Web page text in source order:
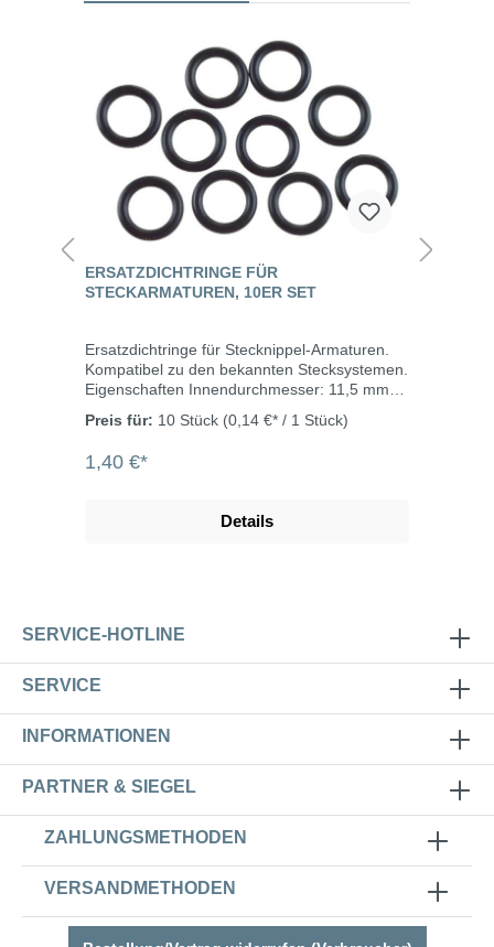
ERSATZDICHTRINGE FÜR
STECKARMATUREN, 10ER SET
Ersatzdichtringe für Stecknippel-Armaturen.
Kompatibel zu den bekannten Stecksystemen.
Eigenschaften Innendurchmesser: 11,5 mm
(70A) Temperaturbereich: -25°C bis +100°C
Preis für: 10 Stück (0,14 €* / 1 Stück)
1,40 €*
Details
SERVICE-HOTLINE
SERVICE
INFORMATIONEN
PARTNER & SIEGEL
ZAHLUNGSMETHODEN
VERSANDMETHODEN